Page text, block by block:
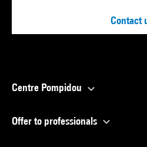
Contact
Centre Pompidou
Offer to professionals